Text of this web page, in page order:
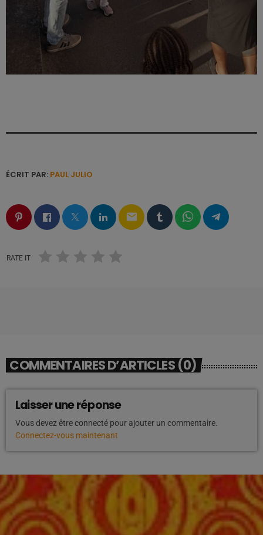
ÉCRIT PAR: PAUL JULIO
email
RATE IT
COMMENTAIRES D’ARTICLES (0)
Laisser une réponse
Vous devez être connecté pour ajouter un commentaire.
Connectez-vous maintenant